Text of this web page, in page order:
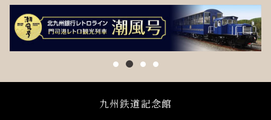
九州鉄道記念館